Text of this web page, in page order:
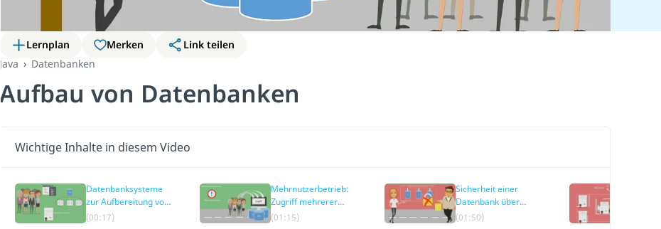
Lernplan Merken
Link teilen
Java
Datenbanken
Aufbau von Datenbanken
Wichtige Inhalte in diesem Video
Datenbanksysteme
zur Aufbereitung von
Daten
(00:17)
Mehrnutzerbetrieb:
Zugriff mehrerer
Nutzer auf die
(01:15)
Sicherheit einer
Datenbank über
Zugriffsverwaltung
(01:50)